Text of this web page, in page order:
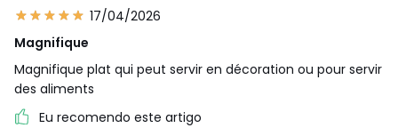
17/04/2026
Magnifique
Magnifique plat qui peut servir en décoration ou pour servir
des aliments
Eu recomendo este artigo